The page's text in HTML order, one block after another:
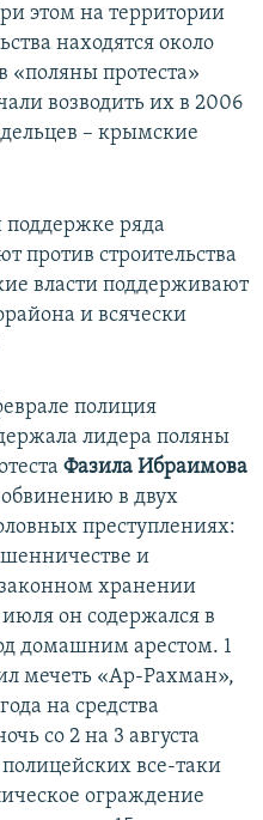
этом на территории
находятся около
«поляны протеста»
возводить их в 2006
– крымские
ряда
против строительства
власти поддерживают
и всячески
полиция
лидера поляны
Фазила Ибраимова
в двух
преступлениях:
и
хранении
он содержался в
домашним арестом. 1
мечеть «Ар-Рахман»,
на средства
со 2 на 3 августа
все-таки
ограждение